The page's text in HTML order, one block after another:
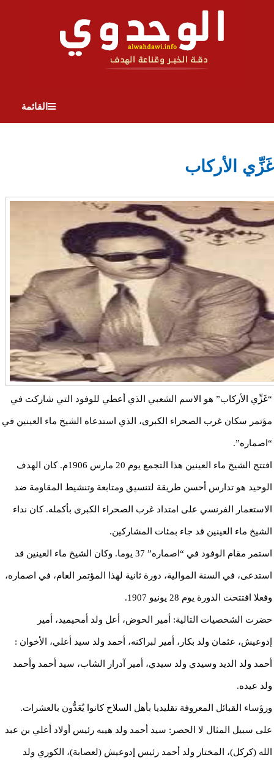
القائمة
غَزِّي الأركاب
“غَزِّي الأركاب” هو الاسم الشعبي الذي أعطي للوفود التي شاركت في
مؤتمر سكان غرب الصحراء الكبرى، الذي استدعاه الشيخ ماء العينين في
“اصماره”.
افتتح الشيخ ماء العينين هذا التجمع يوم 20 مارس 1906م. كان الهدف
الوحيد هو تدارس أحسن طريقة لتنسيق ومتابعة وتنشيط المقاومة ضد
الاستعمار الفرنسي على امتداد غرب الصحراء الكبرى بأكمله. كان نداء
الشيخ ماء العينين قد جاء بمئات المشاركين.
استمر مقام الوفود في “اصماره” 37 يوما. وكان الشيخ ماء العينين قد
استدعى، في السنة الموالية، دورة ثانية لهذا المؤتمر العام، في اصماره،
وفعلا افتتحت الدورة يوم 28 يونيو 1907.
حضرت الشخصيات التالية: أمير الحوض، أعل ولد أمحيميد، أمير
إدوعيش، عثمان ولد بكار، أمير لبراكنه، أحمد ولد سيد أعلي، الأخوان :
أحمد ولد الديد وسيدي ولد سيدي، أمير آدرار الشاب، سيد أحمد وأحمد
ولد عيده.
ورؤساء القبائل المعروفة تقليديا بأهل السلاح كانوا يُعَدُّون بالعشرات.
على سبيل المثال لا الحصر: سيد أحمد ولد هيبه رئيس أولاد أعلي بن عبد
الله (كركل)، المختار ولد أحمد رئيس إدوعيش (لعصابة)، الكوري ولد